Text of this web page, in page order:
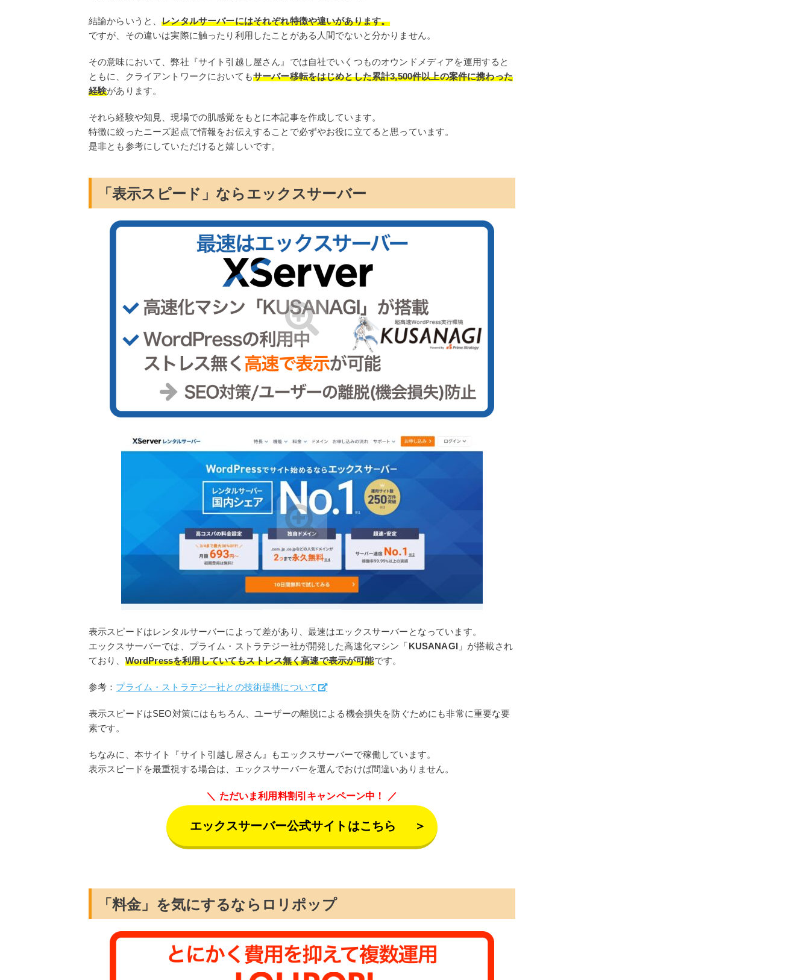
結論からいうと、レンタルサーバーにはそれぞれ特徴や違いがあります。
ですが、その違いは実際に触ったり利用したことがある人間でないと分かりません。
その意味において、弊社『サイト引越し屋さん』では自社でいくつものオウンドメディアを運用すると
ともに、クライアントワークにおいてもサーバー移転をはじめとした累計3,500件以上の案件に携わった
経験があります。
それら経験や知見、現場での肌感覚をもとに本記事を作成しています。
特徴に絞ったニーズ起点で情報をお伝えすることで必ずやお役に立てると思っています。
是非とも参考にしていただけると嬉しいです。
「表示スピード」ならエックスサーバー
表示スピードはレンタルサーバーによって差があり、最速はエックスサーバーとなっています。
エックスサーバーでは、プライム・ストラテジー社が開発した高速化マシン「KUSANAGI」が搭載され
ており、 WordPressを利用していてもストレス無く高速で表示が可能です。
参考： プライム・ストラテジー社との技術提携について
表示スピードはSEO対策にはもちろん、ユーザーの離脱による機会損失を防ぐためにも非常に重要な要
素です。
ちなみに、本サイト『サイト引越し屋さん』もエックスサーバーで稼働しています。
表示スピードを最重視する場合は、エックスサーバーを選んでおけば間違いありません。
ただいま利用料割引キャンペーン中！
エックスサーバー公式サイトはこちら ＞
「料金」を気にするならロリポップ